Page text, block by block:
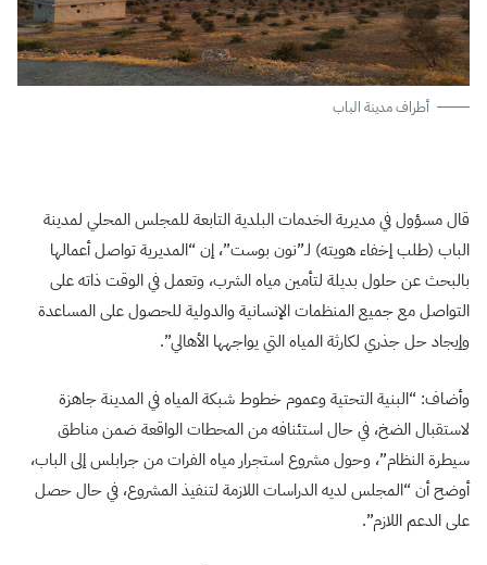
أطراف مدينة الباب
قال مسؤول في مديرية الخدمات البلدية التابعة للمجلس المحلي لمدينة
الباب (طلب إخفاء هويته) لـ”نون بوست”، إن “المديرية تواصل أعمالها
بالبحث عن حلول بديلة لتأمين مياه الشرب، وتعمل في الوقت ذاته على
التواصل مع جميع المنظمات الإنسانية والدولية للحصول على المساعدة
وإيجاد حل جذري لكارثة المياه التي يواجهها الأهالي”.
وأضاف: “البنية التحتية وعموم خطوط شبكة المياه في المدينة جاهزة
لاستقبال الضخ، في حال استئنافه من المحطات الواقعة ضمن مناطق
سيطرة النظام”، وحول مشروع استجرار مياه الفرات من جرابلس إلى الباب،
أوضح أن “المجلس لديه الدراسات اللازمة لتنفيذ المشروع، في حال حصل
على الدعم اللازم”.